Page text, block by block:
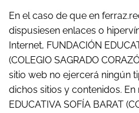
En el caso de que en
dispusiesen enlaces o
Internet, FUNDACIÓN
(COLEGIO SAGRADO
sitio web no ejercerá ningún
dichos sitios y contenidos. En
EDUCATIVA SOFÍA BARAT